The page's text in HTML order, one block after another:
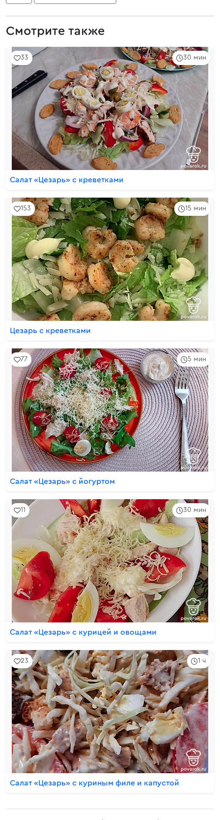
Смотрите также
30 мин
33
Салат «Цезарь» с креветками
15 мин
153
Цезарь с креветками
5 мин
77
Салат «Цезарь» с йогуртом
30 мин
11
Салат «Цезарь» с курицей и овощами
1 ч
23
Салат «Цезарь» с куриным филе и капустой